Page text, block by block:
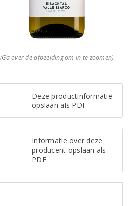
(Ga over de afbeelding om in te zoomen)
Deze productinformatie
opslaan als PDF
Informatie over deze
producent opslaan als
PDF